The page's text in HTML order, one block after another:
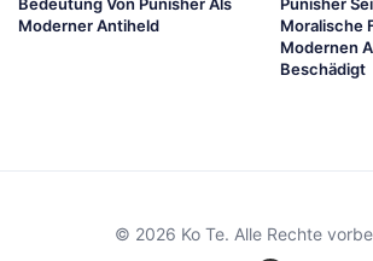
Moderner Antiheld
Moralische
Modernen
Beschädigt
© 2026 Ko Te. Alle Rechte